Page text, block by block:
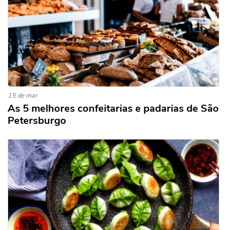
15 de mar
As 5 melhores confeitarias e padarias de São
Petersburgo